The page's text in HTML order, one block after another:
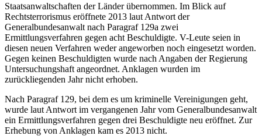
Staatsanwaltschaften der Länder übernommen. Im Blick auf
Rechtsterrorismus eröffnete 2013 laut Antwort der
Generalbundesanwalt nach Paragraf 129a zwei
Ermittlungsverfahren gegen acht Beschuldigte. V-Leute seien in
diesen neuen Verfahren weder angeworben noch eingesetzt worden.
Gegen keinen Beschuldigten wurde nach Angaben der Regierung
Untersuchungshaft angeordnet. Anklagen wurden im
zurückliegenden Jahr nicht erhoben.
Nach Paragraf 129, bei dem es um kriminelle Vereinigungen geht,
wurde laut Antwort im vergangenen Jahr vom Generalbundesanwalt
ein Ermittlungsverfahren gegen drei Beschuldigte neu eröffnet. Zur
Erhebung von Anklagen kam es 2013 nicht.